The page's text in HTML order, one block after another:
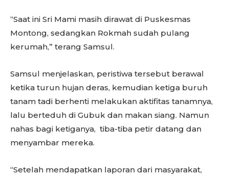
“Saat ini Sri Mami masih dirawat di Puskesmas
Montong, sedangkan Rokmah sudah pulang
kerumah,” terang Samsul.
Samsul menjelaskan, peristiwa tersebut berawal
ketika turun hujan deras, kemudian ketiga buruh
tanam tadi berhenti melakukan aktifitas tanamnya,
lalu berteduh di Gubuk dan makan siang. Namun
nahas bagi ketiganya, tiba-tiba petir datang dan
menyambar mereka.
“Setelah mendapatkan laporan dari masyarakat,